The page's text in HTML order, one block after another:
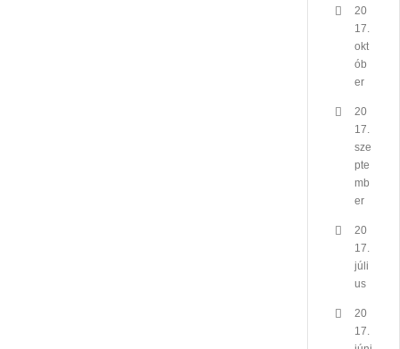
20
17.
okt
ób
er
20
17.
sze
pte
mb
er
20
17.
júli
us
20
17.